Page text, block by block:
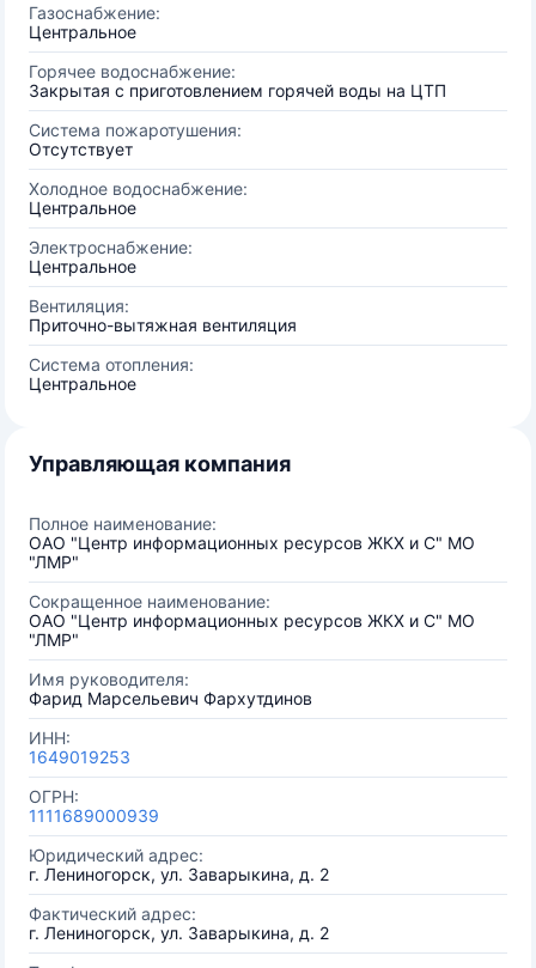
Газоснабжение:
Центральное
Горячее водоснабжение:
Закрытая с приготовлением горячей воды на ЦТП
Система пожаротушения:
Отсутствует
Холодное водоснабжение:
Центральное
Электроснабжение:
Центральное
Вентиляция:
Приточно-вытяжная вентиляция
Система отопления:
Центральное
Управляющая компания
Полное наименование:
ОАО "Центр информационных ресурсов ЖКХ и С" МО
"ЛМР"
Сокращенное наименование:
ОАО "Центр информационных ресурсов ЖКХ и С" МО
"ЛМР"
Имя руководителя:
Фарид Марсельевич Фархутдинов
ИНН:
1649019253
ОГРН:
1111689000939
Юридический адрес:
г. Лениногорск, ул. Заварыкина, д. 2
Фактический адрес:
г. Лениногорск, ул. Заварыкина, д. 2